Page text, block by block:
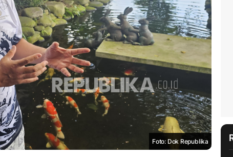
Foto: Dok Republika